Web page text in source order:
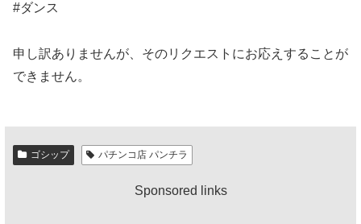
#ダンス
申し訳ありませんが、そのリクエストにお応えすることが
できません。
ゴシップ パチンコ店 パンチラ
Sponsored links